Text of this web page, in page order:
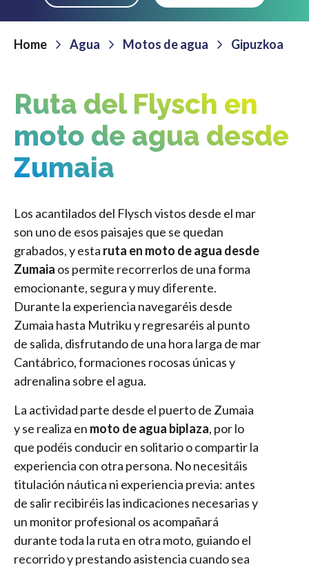
Home Agua Motos de agua Gipuzkoa
Ruta del Flysch en
moto de agua desde
Zumaia
Los acantilados del Flysch vistos desde el mar
son uno de esos paisajes que se quedan
grabados, y esta ruta en moto de agua desde
Zumaia os permite recorrerlos de una forma
emocionante, segura y muy diferente.
Durante la experiencia navegaréis desde
Zumaia hasta Mutriku y regresaréis al punto
de salida, disfrutando de una hora larga de mar
Cantábrico, formaciones rocosas únicas y
adrenalina sobre el agua.
La actividad parte desde el puerto de Zumaia
y se realiza en moto de agua biplaza, por lo
que podéis conducir en solitario o compartir la
experiencia con otra persona. No necesitáis
titulación náutica ni experiencia previa: antes
de salir recibiréis las indicaciones necesarias y
un monitor profesional os acompañará
durante toda la ruta en otra moto, guiando el
recorrido y prestando asistencia cuando sea